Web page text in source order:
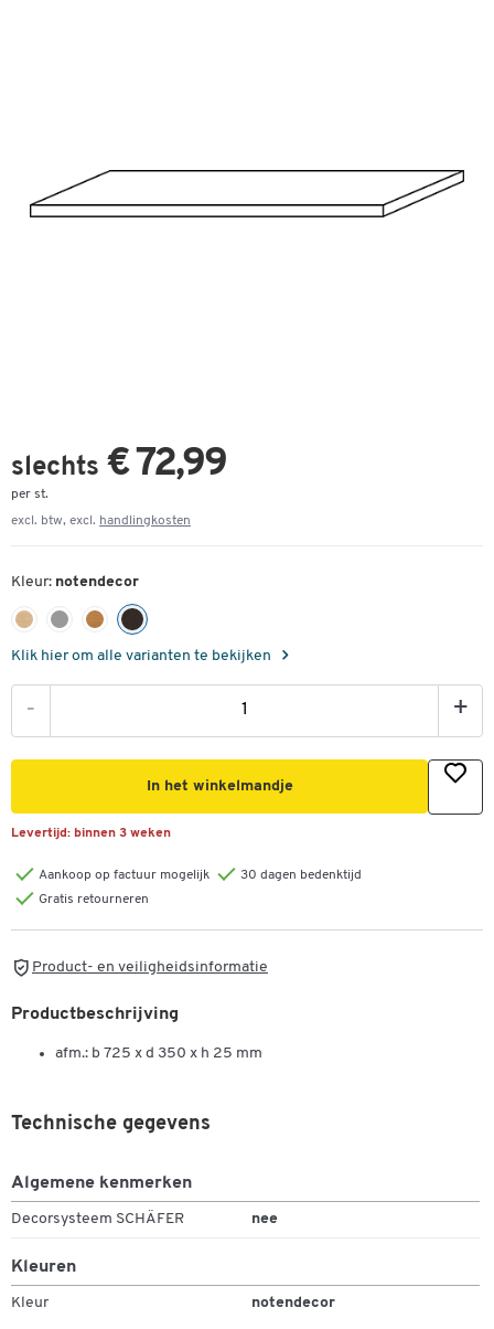
slechts € 72,99
per st.
excl. btw, excl. handlingkosten
Kleur: notendecor
Klik hier om alle varianten te bekijken
- +
In het winkelmandje
Levertijd: binnen 3 weken
Aankoop op factuur mogelijk
30 dagen bedenktijd
Gratis retourneren
Product- en veiligheidsinformatie
Productbeschrijving
afm.: b 725 x d 350 x h 25 mm
Technische gegevens
Algemene kenmerken
Decorsysteem SCHÄFER nee
Kleuren
Kleur notendecor